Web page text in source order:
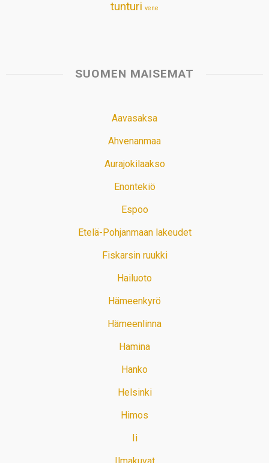
tunturi vene
SUOMEN MAISEMAT
Aavasaksa
Ahvenanmaa
Aurajokilaakso
Enontekiö
Espoo
Etelä-Pohjanmaan lakeudet
Fiskarsin ruukki
Hailuoto
Hämeenkyrö
Hämeenlinna
Hamina
Hanko
Helsinki
Himos
Ii
Ilmakuvat